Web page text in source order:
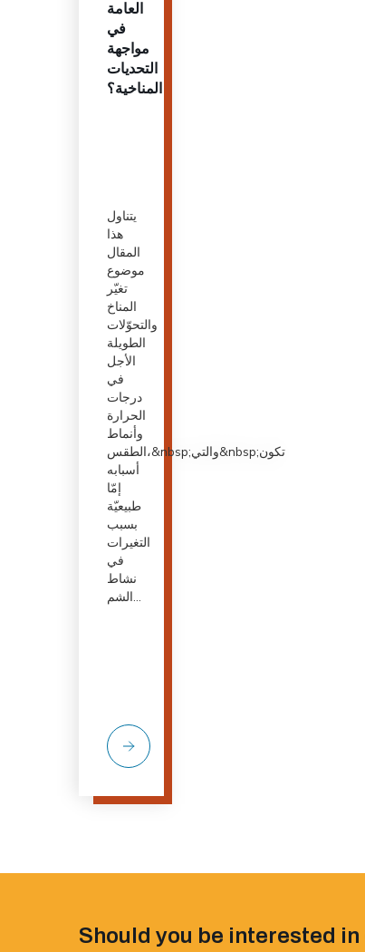
العامة
في
مواجهة
التحديات
المناخية؟
يتناول
هذا
المقال
موضوع
تغيّر
المناخ
والتحوّلات
الطويلة
الأجل
في
درجات
الحرارة
وأنماط
الطقس،&nbsp;والتي&nbsp;تكون
أسبابه
إمّا
طبيعيّة
بسبب
التغيرات
في
نشاط
الشم...
Should you be interested